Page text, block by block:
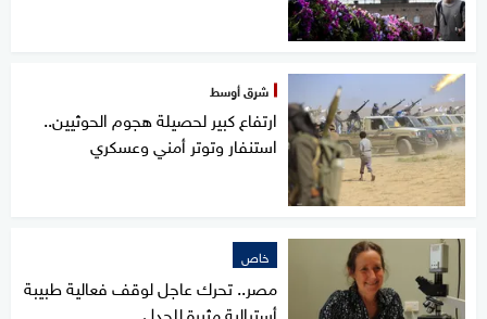
شرق أوسط
ارتفاع كبير لحصيلة هجوم الحوثيين..
استنفار وتوتر أمني وعسكري
خاص
مصر.. تحرك عاجل لوقف فعالية طبيبة
أسترالية مثيرة للجدل